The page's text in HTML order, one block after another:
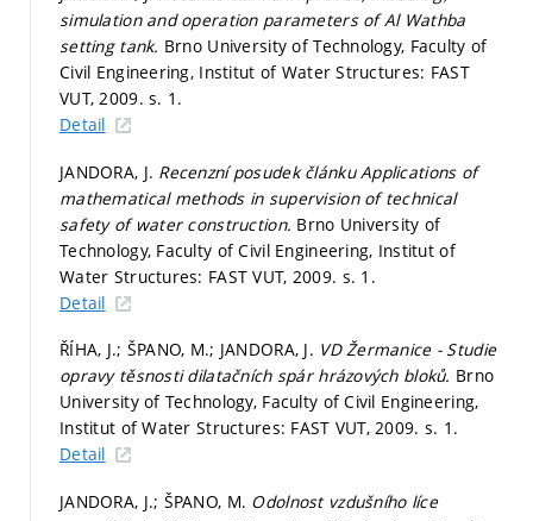
simulation and operation parameters of Al Wathba
setting tank. Brno University of Technology, Faculty of
Civil Engineering, Institut of Water Structures: FAST
VUT, 2009.s. 1.
Detail
JANDORA, J. Recenzní posudek článku Applications of
mathematical methods in supervision of technical
safety of water construction. Brno University of
Technology, Faculty of Civil Engineering, Institut of
Water Structures: FAST VUT, 2009. s. 1.
Detail
ŘÍHA, J.; ŠPANO, M.; JANDORA, J. VD Žermanice - Studie
opravy těsnosti dilatačních spár hrázových bloků. Brno
University of Technology, Faculty of Civil Engineering,
Institut of Water Structures: FAST VUT, 2009. s. 1.
Detail
JANDORA, J.; ŠPANO, M. Odolnost vzdušního líce